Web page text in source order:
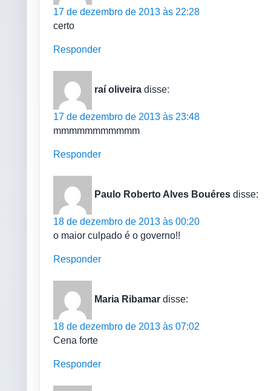
17 de dezembro de 2013 às 22:28
certo
Responder
raí oliveira disse:
17 de dezembro de 2013 às 23:48
mmmmmmmmmmm
Responder
Paulo Roberto Alves Bouéres disse:
18 de dezembro de 2013 às 00:20
o maior culpado é o governo!!
Responder
Maria Ribamar disse:
18 de dezembro de 2013 às 07:02
Cena forte
Responder